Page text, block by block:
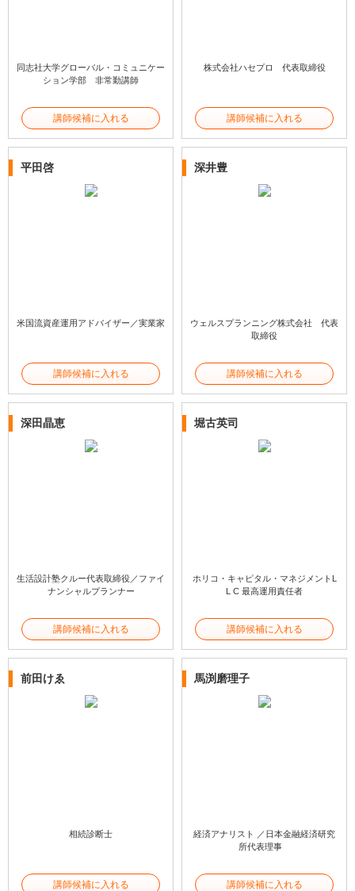
同志社大学グローバル・コミュニケー
ション学部 非常勤講師
講師候補に入れる
株式会社ハセプロ 代表取締役
講師候補に入れる
平田啓
米国流資産運用アドバイザー／実業家
講師候補に入れる
深井豊
ウェルスプランニング株式会社 代表
取締役
講師候補に入れる
深田晶恵
生活設計塾クルー代表取締役／ファイ
ナンシャルプランナー
講師候補に入れる
堀古英司
ホリコ・キャピタル・マネジメントL
L C 最高運用責任者
講師候補に入れる
前田けゑ
相続診断士
講師候補に入れる
馬渕磨理子
経済アナリスト ／日本金融経済研究
所代表理事
講師候補に入れる